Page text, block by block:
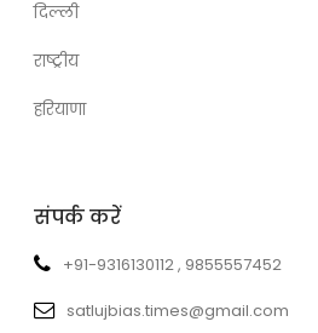
दिल्ली
राष्ट्रीय
हरियाणा
संपर्क करें
+91-9316130112 , 9855557452
satlujbias.times@gmail.com